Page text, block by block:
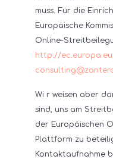
muss. Für die
Europäische
Online-
http://
Wi r weisen aber
sind, uns am
der Europäischen
Plattform zu
Kontaktaufnahme